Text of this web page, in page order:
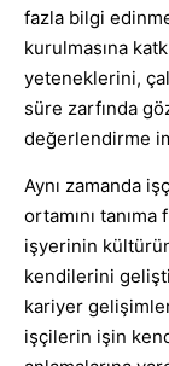
fazla bilgi
kurulmasına
yeteneklerini,
süre zarfında
değerlendirme
Aynı zamanda
ortamını
işyerinin
kendilerini
kariyer
işçilerin işin